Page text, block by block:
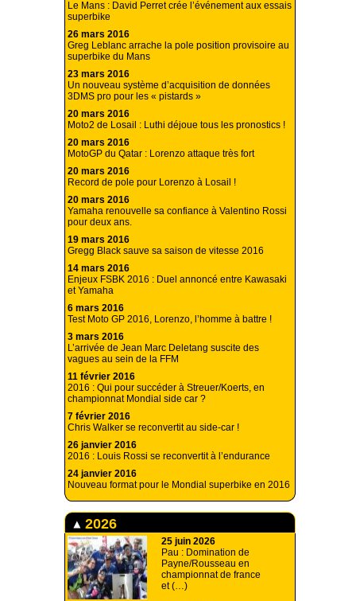
Le Mans : David Perret crée l’événement aux essais
superbike
26 mars 2016
Greg Leblanc arrache la pole position provisoire au
superbike du Mans
23 mars 2016
Un nouveau système d’acquisition de données
3DMS pro pour les « pistards »
20 mars 2016
Moto2 de Losail : Luthi déjoue tous les pronostics !
20 mars 2016
MotoGP du Qatar : Lorenzo attaque très fort
20 mars 2016
Record de pole pour Lorenzo à Losail !
20 mars 2016
Yamaha renouvelle sa confiance à Valentino Rossi
pour deux ans.
19 mars 2016
Gregg Black sauve sa saison de vitesse 2016
14 mars 2016
Enjeux FSBK 2016 : Duel annoncé entre Kawasaki
et Yamaha
6 mars 2016
Test Moto GP 2016, Lorenzo, l’homme à battre !
3 mars 2016
L’arrivée de Jean Marc Deletang suscite des
vagues au sein de la FFM
11 février 2016
2016 : Qui pour succéder à Streuer/Koerts, en
championnat Mondial side car ?
7 février 2016
Chris Walker se reconvertit au side-car !
26 janvier 2016
2016 : Louis Rossi se reconvertit à l’endurance
24 janvier 2016
Nouveau format pour le Mondial superbike en 2016
2026
25 juin 2026
Pau : Domination de
Payne/Rousseau en
championnat de france
et (…)